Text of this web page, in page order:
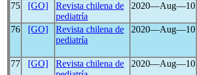
75
[GO]
Revista chilena de
pediatría
2020―Aug―10
76 [GO]
Revista chilena de
pediatría
2020―Aug―10
77
[GO]
Revista chilena de
2020―Aug―10